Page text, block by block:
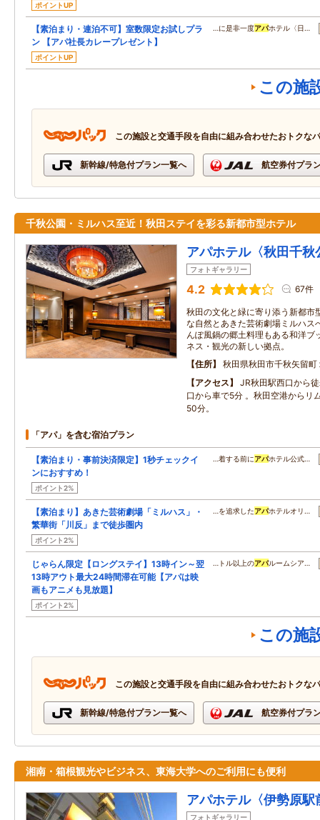
ポイントUP
【素泊まり・連泊不可】室数限定お試しプラ
ン 【アパ社長カレープレゼント】
ポイントUP
…に是非一度アパホテル〈日…
この施
この施設と交通手段を自由に組み合わせたおトクな
新幹線/特急付プラン一覧へ 航空券付プラ
千秋公園・ミルハス至近！秋田ステイを彩る新都市型ホテル
アパホテル〈秋田千秋
フォトギャラリー
4.2 67件
秋田の文化と緑に寄り添う新都市
な自然とあきた芸術劇場ミルハス
んぽ風鍋の郷土料理もある和洋ブ
ネス・観光の新しい拠点。
住所
秋田県秋田市千秋矢留町
アクセス
JR秋田駅西口から
口から車で5分 。秋田空港からリ
50分。
「アパ」を含む宿泊プラン
【素泊まり・事前決済限定】1秒チェックイ
ンにおすすめ！
ポイント2%
…着する前にアパホテル公式…
【素泊まり】あきた芸術劇場「ミルハス」・
繁華街「川反」まで徒歩圏内
ポイント2%
…を追求したアパホテルオリ…
じゃらん限定【ロングステイ】13時イン～翌
13時アウト最大24時間滞在可能【アパは映
画もアニメも見放題】
ポイント2%
…トル以上のアパルームシア…
この施
この施設と交通手段を自由に組み合わせたおトクな
新幹線/特急付プラン一覧へ 航空券付プラ
湘南・箱根観光やビジネス、東海大学へのご利用にも便利
アパホテル〈伊勢原駅
フォトギャラリー